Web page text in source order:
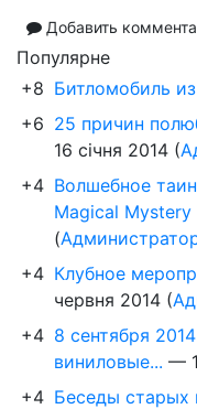
Добавить
Популярне
+8 Битломобиль
+6 25 причин
16 січня 2014 (
+4 Волшебное
Magical Mystery
(
+4 Клубное
червня 2014 (
+4 8 сентября
виниловые... —
+4 Беседы старых